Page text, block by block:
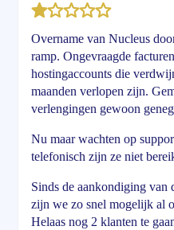
Overname van Nucleus
ramp. Ongevraagde
hostingaccounts die
maanden verlopen zijn.
verlengingen gewoon
Nu maar wachten op
telefonisch zijn ze niet
Sinds de aankondiging van
zijn we zo snel mogelijk al
Helaas nog 2 klanten te